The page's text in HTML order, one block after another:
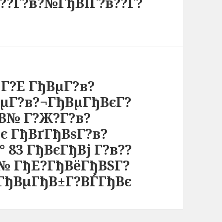
ГђВµГ?в?
Г?Ж?Г?в?
ГђВґГђВѕГ?в?
ГђВєГђВј Г?в??
ГђЕ?ГђВёГђВЅГ?